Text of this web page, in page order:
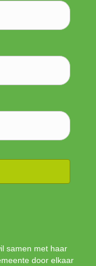
samen met haar
door elkaar